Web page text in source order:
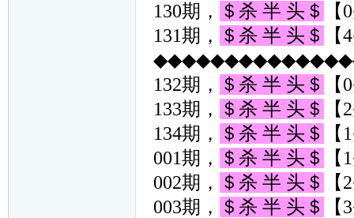
130期，
＄杀 半 头＄
131期，
＄杀 半 头＄
132期，
＄杀 半 头＄
133期，
＄杀 半 头＄
134期，
＄杀 半 头＄
001期，
＄杀 半 头＄
002期，
＄杀 半 头＄
003期，
＄杀 半 头＄